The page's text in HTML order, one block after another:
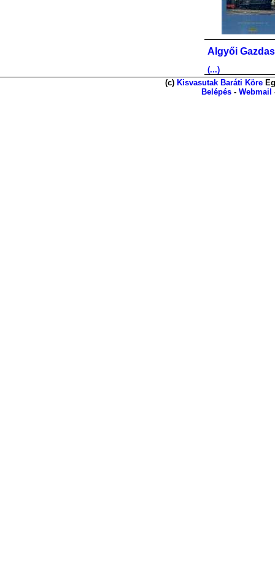
Algyői
(...)
(c) Kisvasutak Baráti Köre
Belépés - Webmail